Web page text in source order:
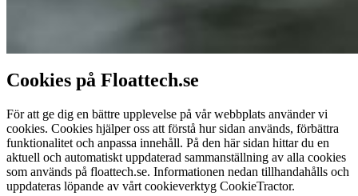
Cookies på Floattech.se
För att ge dig en bättre upplevelse på vår webbplats använder vi
cookies. Cookies hjälper oss att förstå hur sidan används, förbättra
funktionalitet och anpassa innehåll. På den här sidan hittar du en
aktuell och automatiskt uppdaterad sammanställning av alla cookies
som används på floattech.se. Informationen nedan tillhandahålls och
uppdateras löpande av vårt cookieverktyg CookieTractor.